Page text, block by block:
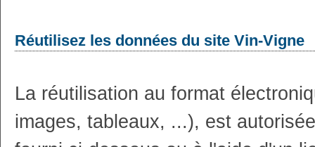
Réutilisez les données du site Vin-Vigne
La réutilisation au format
images, tableaux, ...), est